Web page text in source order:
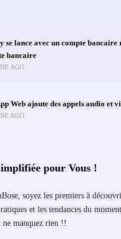
se lance avec un compte bancaire
bancaire
AGO
Web ajoute des appels audio et
AGO
pour Vous !
soyez les premiers à
et les tendances du
ne manquez rien !!